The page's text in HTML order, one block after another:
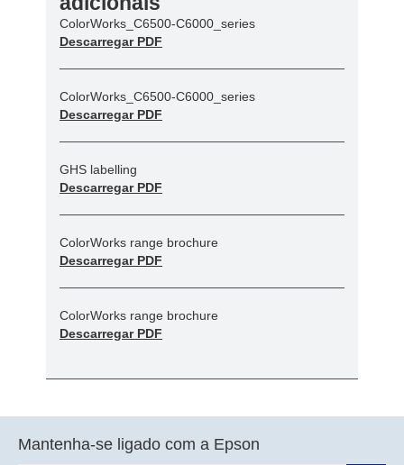
ColorWorks_C6500-C6000_series
Descarregar PDF
ColorWorks_C6500-C6000_series
Descarregar PDF
GHS labelling
Descarregar PDF
ColorWorks range brochure
Descarregar PDF
ColorWorks range brochure
Descarregar PDF
Mantenha-se ligado com a Epson